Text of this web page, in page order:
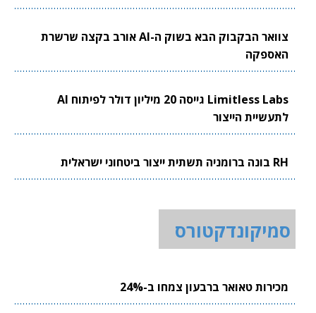
צוואר הבקבוק הבא בשוק ה-AI אורב בקצה שרשרת
האספקה
Limitless Labs גייסה 20 מיליון דולר לפיתוח AI
לתעשיית הייצור
RH בונה ברומניה תשתית ייצור ביטחוני ישראלית
סמיקונדקטורס
מכירות טאואר ברבעון צמחו ב-24%